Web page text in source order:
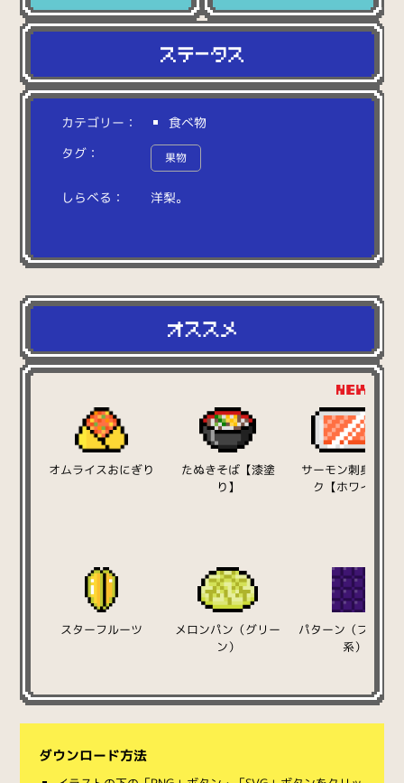
カテゴリー：
食べ物
タグ：
果物
しらべる： 洋梨。
オムライスおにぎり
たぬきそば【漆塗
り】
サーモン刺身用パ
ク【ホワイト】
スターフルーツ
メロンパン（グリー
ン）
パターン（ブドウ/
系）
ダウンロード方法